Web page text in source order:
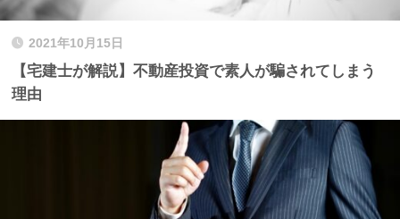
2021年10月15日
【宅建士が解説】不動産投資で素人が騙されてしまう
理由